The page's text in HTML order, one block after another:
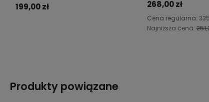
199,00 zł 268,00 zł
Cena regularna:
Najniższa cena:
Produkty powiązane